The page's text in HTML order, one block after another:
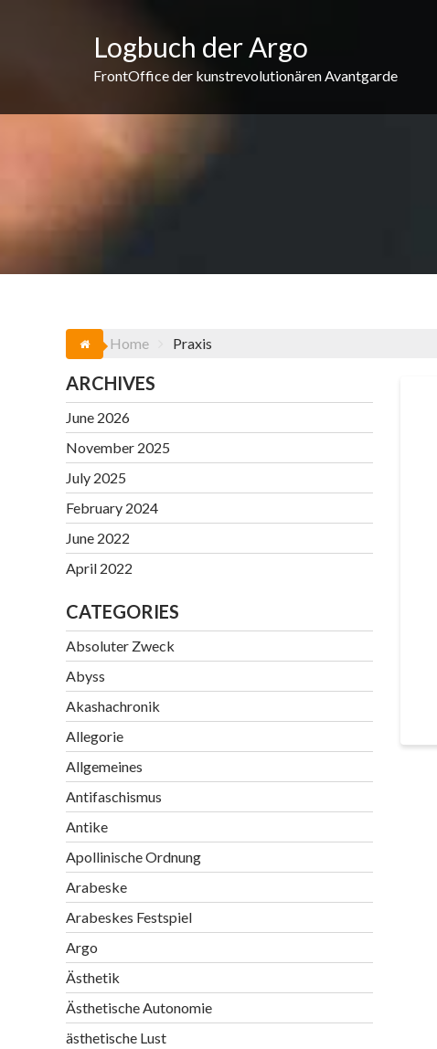
Logbuch der Argo
FrontOffice der kunstrevolutionären Avantgarde
Home Praxis
ARCHIVES
June 2026
November 2025
July 2025
February 2024
June 2022
April 2022
CATEGORIES
Absoluter Zweck
Abyss
Akashachronik
Allegorie
Allgemeines
Antifaschismus
Antike
Apollinische Ordnung
Arabeske
Arabeskes Festspiel
Argo
Ästhetik
Ästhetische Autonomie
ästhetische Lust